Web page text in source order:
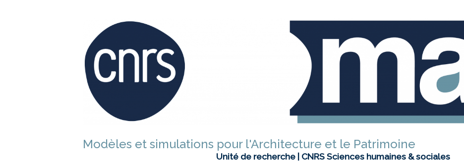
Modèles et simulations pour l'Architecture et le Patrimoine
Unité de recherche | CNRS Sciences humaines & sociales